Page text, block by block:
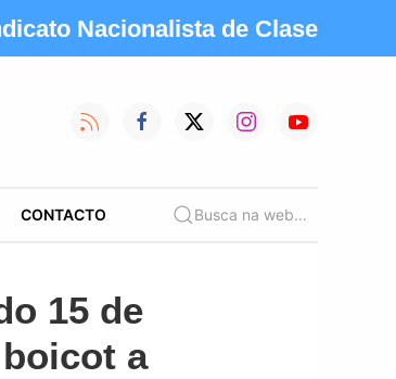
Nacionalista de Clase
CONTACTO Busca na web...
15 de
a